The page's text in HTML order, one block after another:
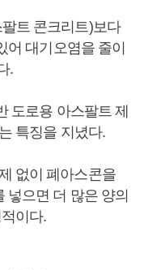
트 콘크리트)보다
어 대기오염을 줄이
.
도로용 아스팔트 제
특징을 지녔다.
없이 폐아스콘을
넣으면 더 많은 양의
이다.